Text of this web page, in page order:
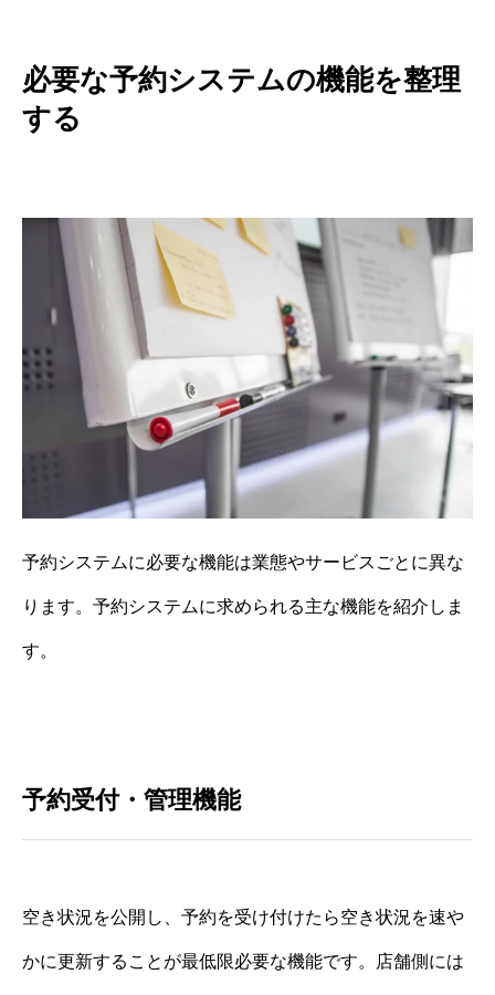
必要な予約システムの機能を整理
する
予約システムに必要な機能は業態やサービスごとに異な
ります。予約システムに求められる主な機能を紹介しま
す。
予約受付・管理機能
空き状況を公開し、予約を受け付けたら空き状況を速や
かに更新することが最低限必要な機能です。店舗側には